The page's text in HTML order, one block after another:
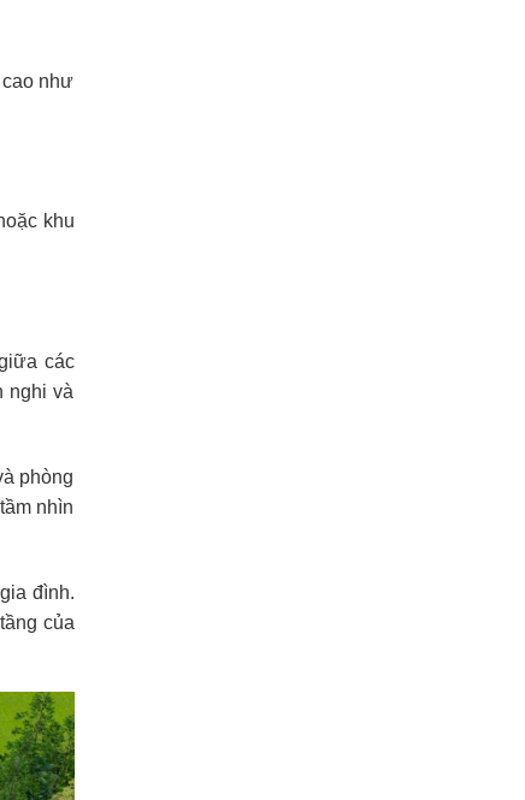
như
khu
các
nghi và
phòng
nhìn
đình.
của